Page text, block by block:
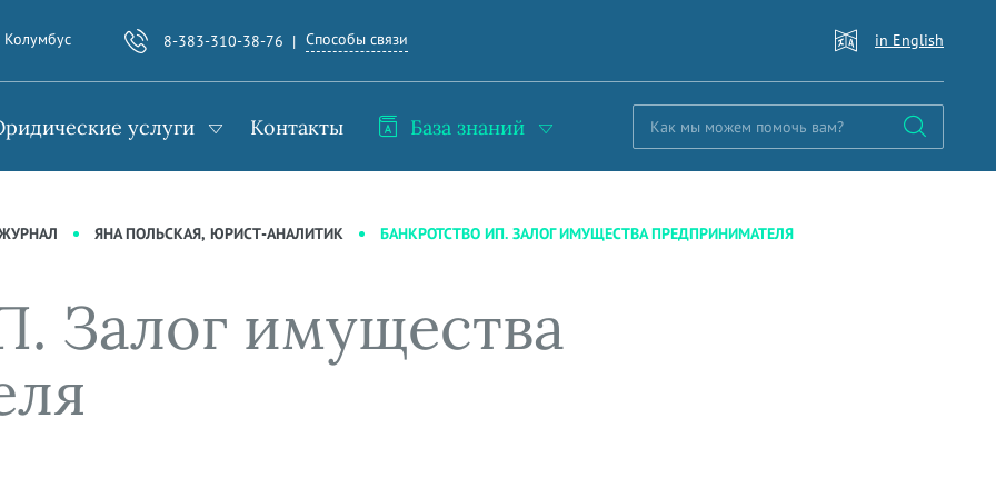
Колумбус 8-383-310-38-76 Способы связи in English
услуги Контакты База знаний
ЯНА ПОЛЬСКАЯ, ЮРИСТ-АНАЛИТИК БАНКРОТСТВО ИП. ЗАЛОГ ИМУЩЕСТВА ПРЕДПРИНИМАТЕЛЯ
Залог имущества